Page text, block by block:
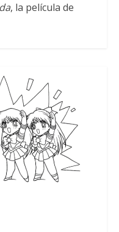
, la película de